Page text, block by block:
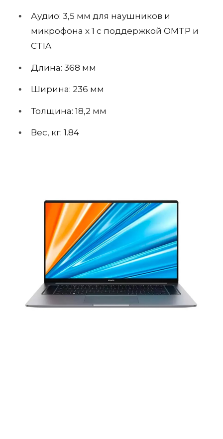
Аудио: 3,5 мм для наушников и
микрофона x 1 с поддержкой OMTP и
CTIA
Длина: 368 мм
Ширина: 236 мм
Толщина: 18,2 мм
Вес, кг: 1.84